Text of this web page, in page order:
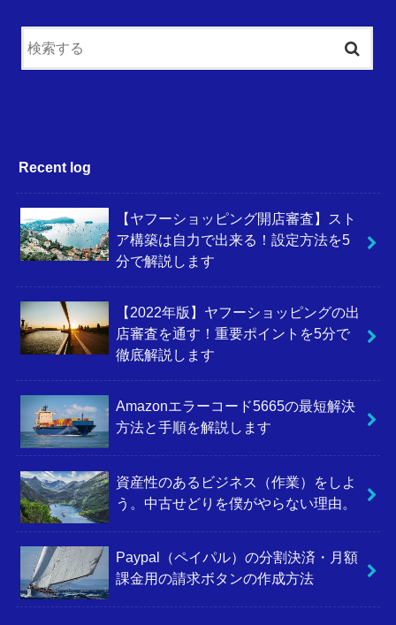
Recent log
【ヤフーショッピング開店審査】スト
ア構築は自力で出来る！設定方法を5
分で解説します
【2022年版】ヤフーショッピングの出
店審査を通す！重要ポイントを5分で
徹底解説します
Amazonエラーコード5665の最短解決
方法と手順を解説します
資産性のあるビジネス（作業）をしよ
う。中古せどりを僕がやらない理由。
Paypal（ペイパル）の分割決済・月額
課金用の請求ボタンの作成方法